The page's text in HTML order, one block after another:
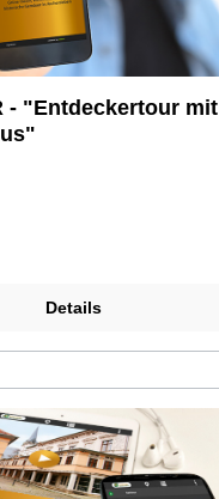
- "Entdeckertour mit
Details